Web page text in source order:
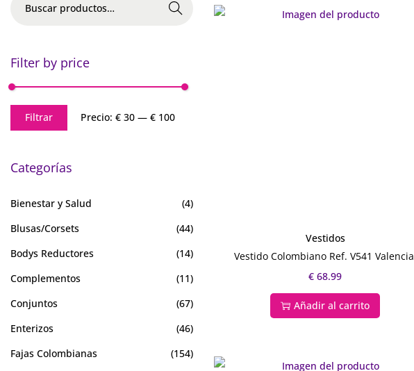
Vestidos
Vestido Colombiano Ref. V541 Valencia
€ 68.99
Añadir al carrito
Buscar
Filter by price
Filtrar Precio: € 30 — € 100
Categorías
Bienestar y Salud
(4)
Blusas/Corsets
(44)
Bodys Reductores
(14)
Complementos
(11)
Conjuntos
(67)
Enterizos
(46)
Fajas Colombianas
(154)